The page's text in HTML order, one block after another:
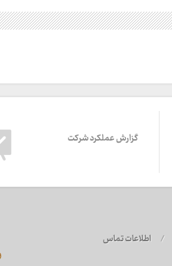
گزارش عملکرد شرکت
/ اطلاعات تماس